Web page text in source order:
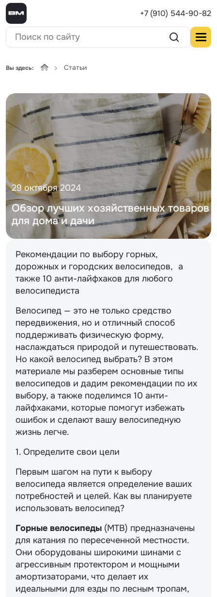
+7 (910) 544-90-82
Вы здесь: Статьи
29 октября 2024
Обзор лучших хозяйственных товаров
для дома и дачи
Рекомендации по выбору горных,
дорожных и городских велосипедов, а
также 10 анти-лайфхаков для любого
велосипедиста
Велосипед — это не только средство
передвижения, но и отличный способ
поддерживать физическую форму,
наслаждаться природой и путешествовать.
Но какой велосипед выбрать? В этом
материале мы разберем основные типы
велосипедов и дадим рекомендации по их
выбору, а также поделимся 10 анти-
лайфхаками, которые помогут избежать
ошибок и сделают вашу велосипедную
жизнь легче.
1. Определите свои цели
Первым шагом на пути к выбору
велосипеда является определение ваших
потребностей и целей. Как вы планируете
использовать велосипед?
Горные велосипеды (MTB) предназначены
для катания по пересеченной местности.
Они оборудованы широкими шинами с
агрессивным протектором и мощными
амортизаторами, что делает их
идеальными для езды по лесным тропам,